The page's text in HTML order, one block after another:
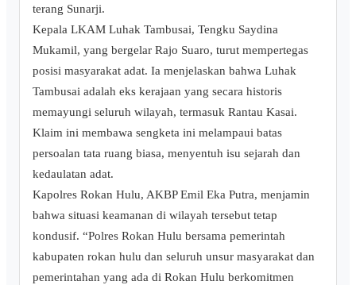
terang Sunarji.
Kepala LKAM Luhak Tambusai, Tengku Saydina
Mukamil, yang bergelar Rajo Suaro, turut mempertegas
posisi masyarakat adat. Ia menjelaskan bahwa Luhak
Tambusai adalah eks kerajaan yang secara historis
memayungi seluruh wilayah, termasuk Rantau Kasai.
Klaim ini membawa sengketa ini melampaui batas
persoalan tata ruang biasa, menyentuh isu sejarah dan
kedaulatan adat.
Kapolres Rokan Hulu, AKBP Emil Eka Putra, menjamin
bahwa situasi keamanan di wilayah tersebut tetap
kondusif. “Polres Rokan Hulu bersama pemerintah
kabupaten rokan hulu dan seluruh unsur masyarakat dan
pemerintahan yang ada di Rokan Hulu berkomitmen